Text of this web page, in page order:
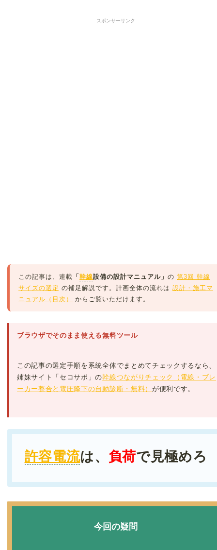
スポンサーリンク
この記事は、連載 「 幹線設備の設計マニュアル」 の 第3回 幹線
サイズの選定 の補足解説です。計画全体の流れは 設計・施工マ
ニュアル（目次）
からご覧いただけます。
ブラウザでそのまま使える無料ツール
この記事の選定手順を系統全体でまとめてチェックするなら、
姉妹サイト「セコサポ」の幹線つながりチェック（電線・ブレ
ーカー整合と電圧降下の自動診断・無料） が便利です。
許容電流は、 負荷で見極めろ
今回の疑問